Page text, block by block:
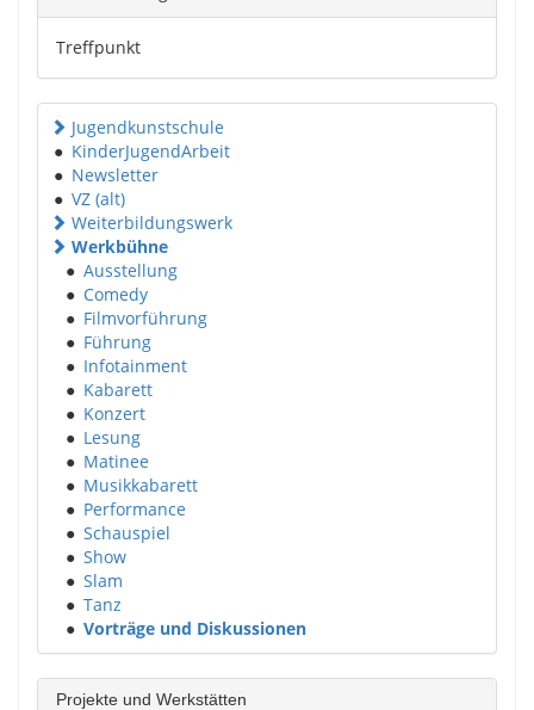
Treffpunkt
Jugendkunstschule
● KinderJugendArbeit
● Newsletter
● VZ (alt)
Weiterbildungswerk
Werkbühne
● Ausstellung
● Comedy
● Filmvorführung
● Führung
● Infotainment
● Kabarett
● Konzert
● Lesung
● Matinee
● Musikkabarett
● Performance
● Schauspiel
● Show
● Slam
● Tanz
● Vorträge und Diskussionen
Projekte und Werkstätten